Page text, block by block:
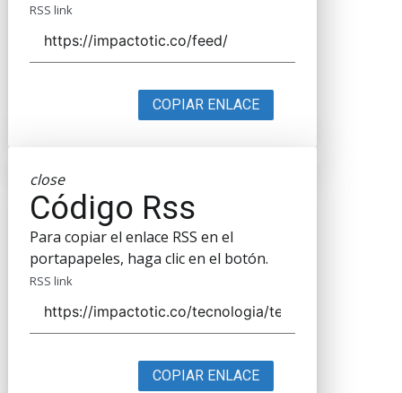
RSS link
COPIAR ENLACE
close
Código Rss
Para copiar el enlace RSS en el
portapapeles, haga clic en el botón.
RSS link
COPIAR ENLACE